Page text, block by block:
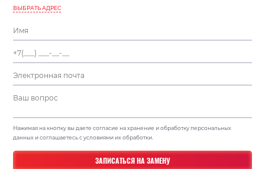
ВЫБРАТЬ АДРЕС
Нажимая на кнопку вы даете согласие на хранение и обработку персональных
данных и соглашаетесь с условиями их обработки.